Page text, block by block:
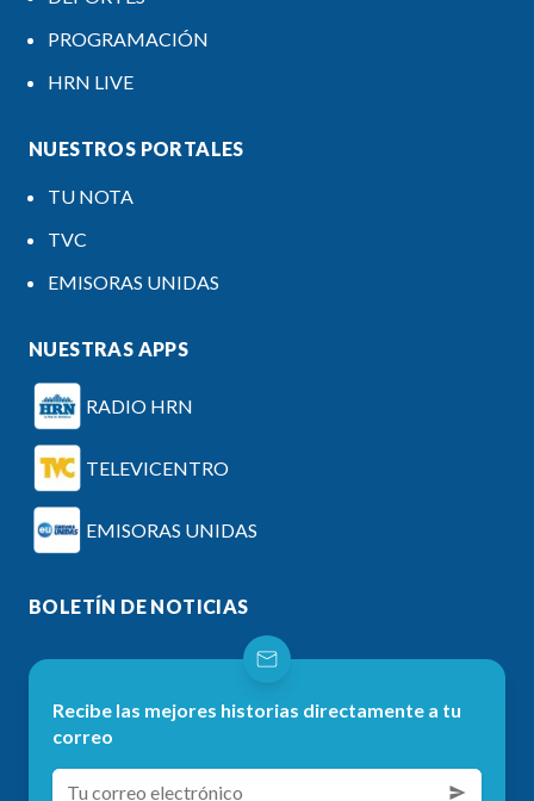
PROGRAMACIÓN
HRN LIVE
NUESTROS PORTALES
TU NOTA
TVC
EMISORAS UNIDAS
NUESTRAS APPS
RADIO HRN
TELEVICENTRO
EMISORAS UNIDAS
BOLETÍN DE NOTICIAS
Recibe las mejores historias directamente a tu
correo